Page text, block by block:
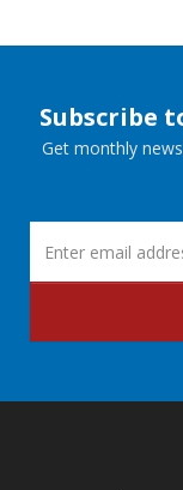
Subscribe
Get monthly